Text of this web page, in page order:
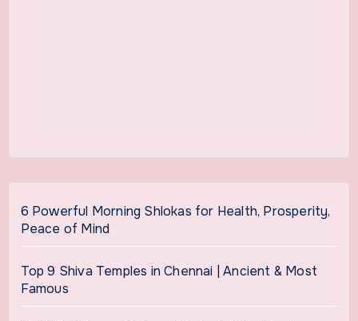
6 Powerful Morning Shlokas for Health, Prosperity,
Peace of Mind
Top 9 Shiva Temples in Chennai | Ancient & Most
Famous